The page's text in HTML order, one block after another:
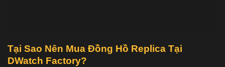
Tại Sao Nên Mua Đồng Hồ Replica Tại
DWatch Factory?